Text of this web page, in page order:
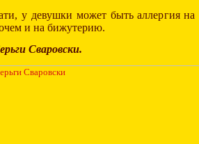
у девушки может быть аллергия на
и на бижутерию.
Сваровски.